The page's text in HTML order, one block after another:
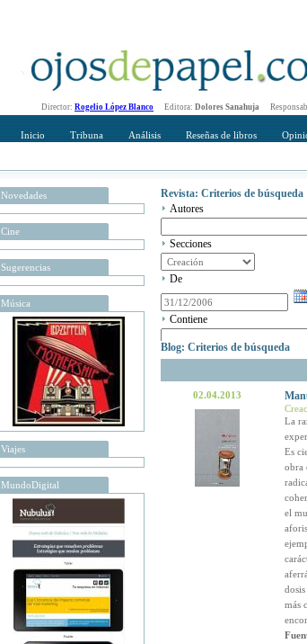
Director: Rogelio López Blanco Editora: Dolores Sanahuja
Inicio Tribuna Análisis Reseñas de libros
Novedades
Cine
Sugerencias
Música
Viajes
MundoDigital
Revista: Criterios de búsqueda
Autores
Secciones
De
Contiene
Blog: Criterios de búsqueda
02.04.2013
La
Es
obra
el
más